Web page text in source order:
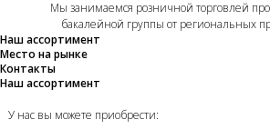
Мы занимаемся розничной торговлей
бакалейной группы от региональных
Наш ассортимент
Место на рынке
Контакты
Наш ассортимент
У нас вы можете приобрести: